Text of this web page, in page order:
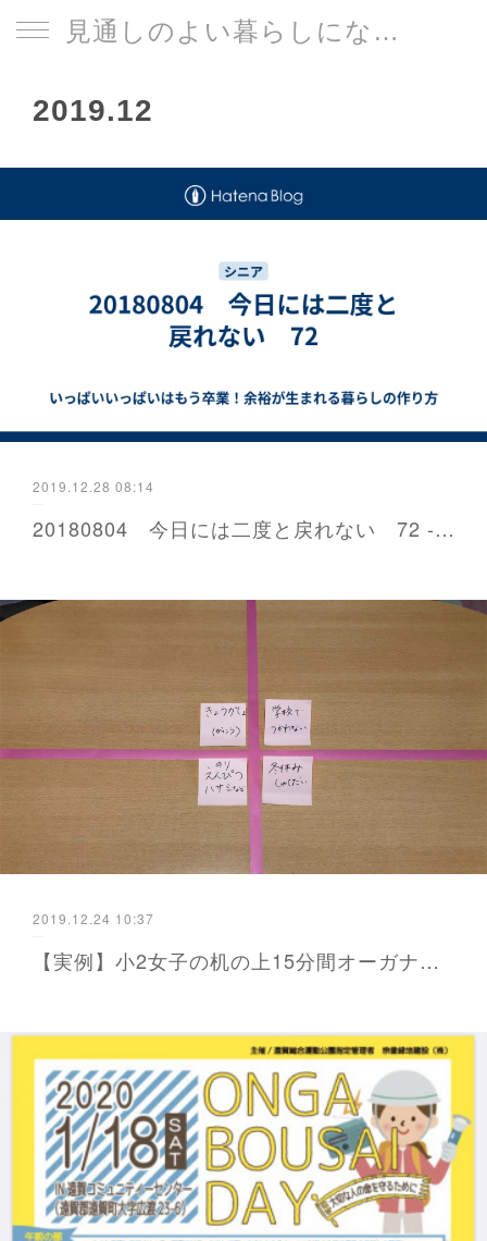
見通しのよい暮らしになる片づけサイト
2019.12
2019.12.28 08:14
20180804 今日には二度と戻れない 72 - かよが届ける防災と暮らし 福岡から
2019.12.24 10:37
【実例】小2女子の机の上15分間オーガナイズ - かよが届ける防災と暮らし 福岡から